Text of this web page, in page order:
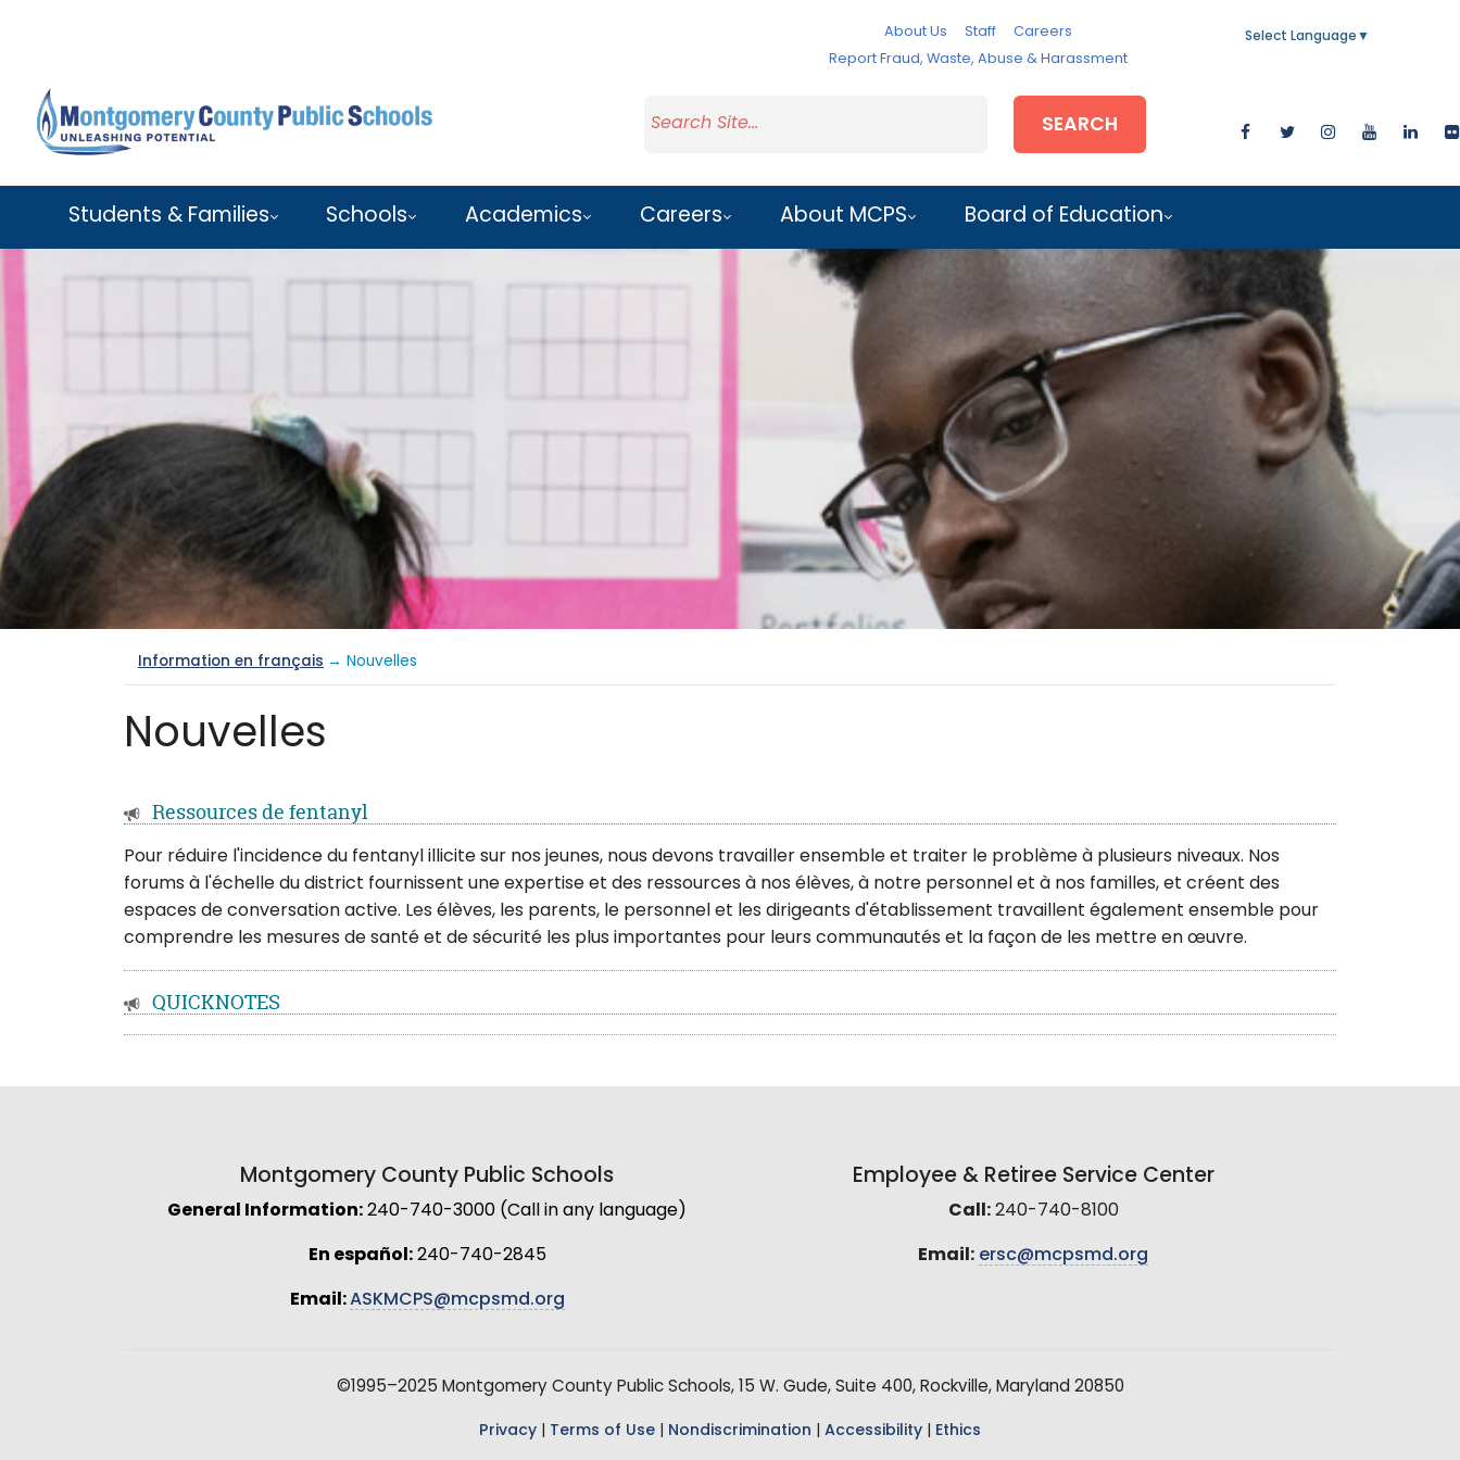
About Us Staff
Careers
Report Fraud, Waste, Abuse & Harassment
Select Language ▼
SEARCH
Students & Families Schools Academics Careers About MCPS Board of Education
Information en français → Nouvelles
Nouvelles
Ressources de fentanyl
Pour réduire l'incidence du fentanyl illicite sur nos jeunes, nous devons travailler ensemble et traiter le problème à plusieurs niveaux. Nos
forums à l'échelle du district fournissent une expertise et des ressources à nos élèves, à notre personnel et à nos familles, et créent des
espaces de conversation active. Les élèves, les parents, le personnel et les dirigeants d'établissement travaillent également ensemble pour
comprendre les mesures de santé et de sécurité les plus importantes pour leurs communautés et la façon de les mettre en œuvre.
QUICKNOTES
Montgomery County Public Schools
General Information: 240-740-3000 (Call in any language)
En español:240-740-2845
Email:ASKMCPS@mcpsmd.org
Employee & Retiree Service Center
Call:240-740-8100
Email: ersc@mcpsmd.org
©1995–2025 Montgomery County Public Schools, 15 W. Gude, Suite 400, Rockville, Maryland 20850
Privacy Terms of Use Nondiscrimination Accessibility Ethics